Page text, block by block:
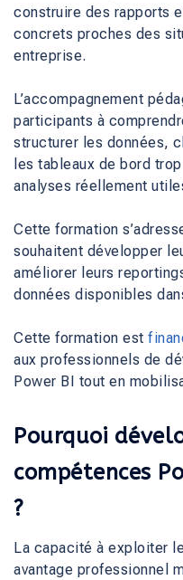
construire des rapports
concrets proches des
entreprise.
L’accompagnement
participants à
structurer les données,
les tableaux de bord
analyses réellement
Cette formation
souhaitent développer
améliorer leurs
données disponibles
Cette formation est
aux professionnels de
Power BI tout en
Pourquoi
compétences
?
La capacité à exploiter
avantage professionnel